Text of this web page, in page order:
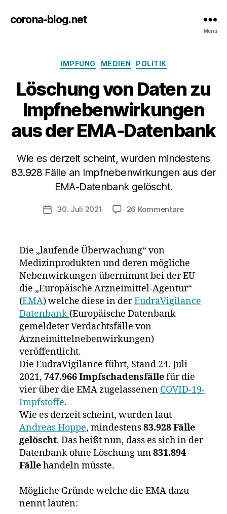
corona-blog.net
Menü
Kategorien
IMPFUNG MEDIEN POLITIK
Löschung von Daten zu
Impfnebenwirkungen
aus der EMA-Datenbank
Wie es derzeit scheint, wurden mindestens
83.928 Fälle an Impfnebenwirkungen aus der
EMA-Datenbank gelöscht.
Veröffentlichungsdatum
30. Juli 2021 26 Kommentarezu
aus
der
EMA-
Die „laufende Überwachung“ von
Medizinprodukten und deren mögliche
Nebenwirkungen übernimmt bei der EU
die „Europäische Arzneimittel-Agentur“
(EMA) welche diese in derEudraVigilance
Datenbank (Europäische Datenbank
gemeldeter Verdachtsfälle von
Arzneimittelnebenwirkungen)
veröffentlicht.
Die EudraVigilance führt, Stand 24. Juli
2021, 747.966 Impfschadensfällefür die
vier über die EMA zugelassenen COVID-19-
Impfstoffe.
Wie es derzeit scheint, wurden laut
Andreas Hoppe, mindestens83.928 Fälle
gelöscht. Das heißt nun, dass es sich in der
Datenbank ohne Löschung um831.894
Fällehandeln müsste.
Mögliche Gründe welche die EMA dazu
nennt lauten: